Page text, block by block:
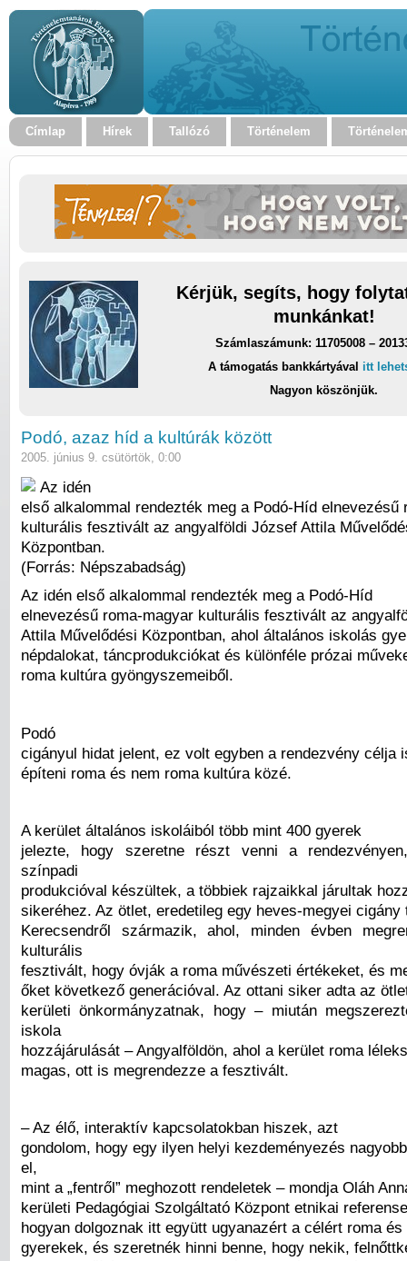
Címlap Hírek Tallózó Történelem
Kérjük, segíts, hogy
munkánkat!
Számlaszámunk: 11705008 –
A támogatás bankkártyával itt
Nagyon köszönjük.
Podó, azaz híd a kultúrák között
2005. június 9. csütörtök, 0:00
Az idén
első alkalommal rendezték meg a Podó-Híd elnevezésű
kulturális fesztivált az angyalföldi József Attila
Központban.
(Forrás: Népszabadság)
Az idén első alkalommal rendezték meg a Podó-Híd
elnevezésű roma-magyar kulturális fesztivált az
Attila Művelődési Központban, ahol általános iskolás
népdalokat, táncprodukciókat és különféle prózai
roma kultúra gyöngyszemeiből.
Podó
cigányul hidat jelent, ez volt egyben a rendezvény célja
építeni roma és nem roma kultúra közé.
A kerület általános iskoláiból több mint 400 gyerek
jelezte, hogy szeretne részt venni a
színpadi
produkcióval készültek, a többiek rajzaikkal járultak
sikeréhez. Az ötlet, eredetileg egy heves-megyei cigány
Kerecsendről származik, ahol, minden évben
kulturális
fesztivált, hogy óvják a roma művészeti értékeket, és
őket következő generációval. Az ottani siker adta az
kerületi önkormányzatnak, hogy – miután
iskola
hozzájárulását – Angyalföldön, ahol a kerület roma
magas, ott is megrendezze a fesztivált.
– Az élő, interaktív kapcsolatokban hiszek, azt
gondolom, hogy egy ilyen helyi kezdeményezés
el,
mint a „fentről” meghozott rendeletek – mondja Oláh
kerületi Pedagógiai Szolgáltató Központ etnikai
hogyan dolgoznak itt együtt ugyanazért a célért roma és
gyerekek, és szeretnék hinni benne, hogy nekik,